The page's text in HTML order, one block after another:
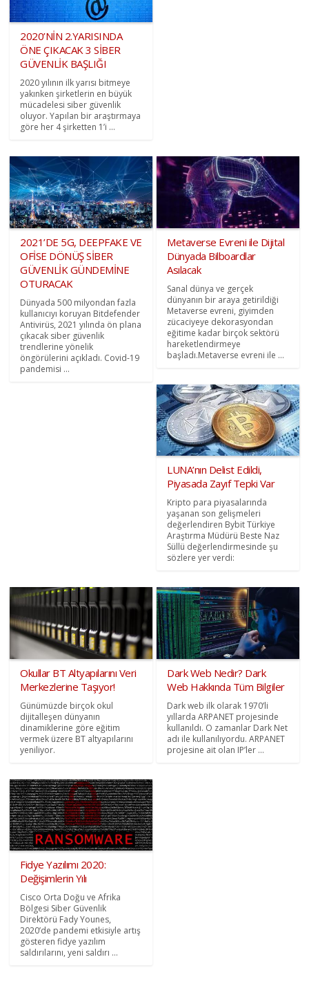
2020’NİN 2.YARISINDA
ÖNE ÇIKACAK 3 SİBER
GÜVENLİK BAŞLIĞI
2020 yılının ilk yarısı bitmeye
yakınken şirketlerin en büyük
mücadelesi siber güvenlik
oluyor. Yapılan bir araştırmaya
göre her 4 şirketten 1’i ...
2021’DE 5G, DEEPFAKE VE
OFİSE DÖNÜŞ SİBER
GÜVENLİK GÜNDEMİNE
OTURACAK
Dünyada 500 milyondan fazla
kullanıcıyı koruyan Bitdefender
Antivirüs, 2021 yılında ön plana
çıkacak siber güvenlik
trendlerine yönelik
öngörülerini açıkladı. Covid-19
pandemisi ...
Metaverse Evreni ile Dijital
Dünyada Bilboardlar
Asılacak
Sanal dünya ve gerçek
dünyanın bir araya getirildiği
Metaverse evreni, giyimden
zücaciyeye dekorasyondan
eğitime kadar birçok sektörü
hareketlendirmeye
başladı.Metaverse evreni ile ...
LUNA’nın Delist Edildi,
Piyasada Zayıf Tepki Var
Kripto para piyasalarında
yaşanan son gelişmeleri
değerlendiren Bybit Türkiye
Araştırma Müdürü Beste Naz
Süllü değerlendirmesinde şu
sözlere yer verdi:
Okullar BT Altyapılarını Veri
Merkezlerine Taşıyor!
Günümüzde birçok okul
dijitalleşen dünyanın
dinamiklerine göre eğitim
vermek üzere BT altyapılarını
yeniliyor.
Dark Web Nedir? Dark
Web Hakkında Tüm Bilgiler
Dark web ilk olarak 1970’li
yıllarda ARPANET projesinde
kullanıldı. O zamanlar Dark Net
adı ile kullanılıyordu. ARPANET
projesine ait olan IP’ler ...
Fidye Yazılımı 2020:
Değişimlerin Yılı
Cisco Orta Doğu ve Afrika
Bölgesi Siber Güvenlik
Direktörü Fady Younes,
2020’de pandemi etkisiyle artış
gösteren fidye yazılım
saldırılarını, yeni saldırı ...